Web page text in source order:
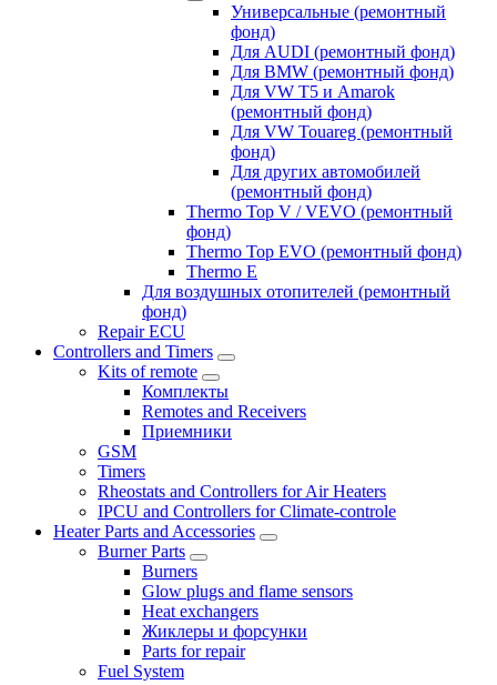
Универсальные (ремонтный
фонд)
Для AUDI (ремонтный фонд)
Для BMW (ремонтный фонд)
Для VW T5 и Amarok
(ремонтный фонд)
Для VW Touareg (ремонтный
фонд)
Для других автомобилей
(ремонтный фонд)
Thermo Top V / VEVO (ремонтный
фонд)
Thermo Top EVO (ремонтный фонд)
Thermo E
Для воздушных отопителей (ремонтный
фонд)
Repair ECU
Controllers and Timers
Kits of remote
Комплекты
Remotes and Receivers
Приемники
GSM
Timers
Rheostats and Controllers for Air Heaters
IPCU and Controllers for Climate-controle
Heater Parts and Accessories
Burner Parts
Burners
Glow plugs and flame sensors
Heat exchangers
Жиклеры и форсунки
Parts for repair
Fuel System